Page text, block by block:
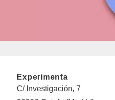
Experimenta
C/ Investigación, 7